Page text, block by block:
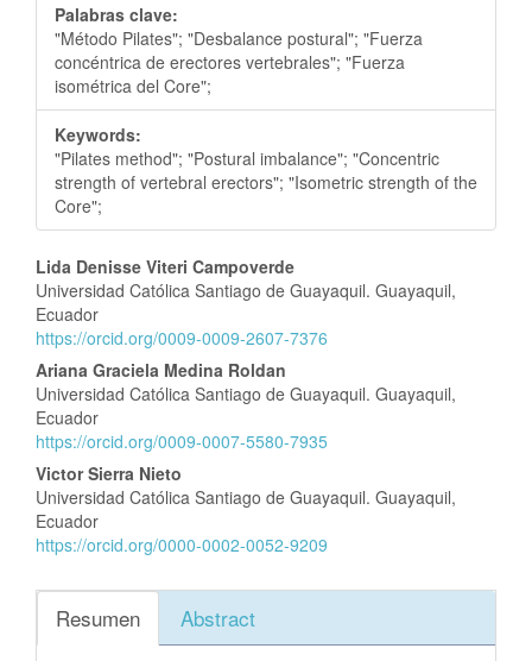
Palabras clave:
"Método Pilates"; "Desbalance postural"; "Fuerza
concéntrica de erectores vertebrales"; "Fuerza
isométrica del Core";
Keywords:
"Pilates method"; "Postural imbalance"; "Concentric
strength of vertebral erectors"; "Isometric strength of the
Core";
Contenido
principal
del
artículo
Lida Denisse Viteri Campoverde
Universidad Católica Santiago de Guayaquil. Guayaquil,
Ecuador
https://orcid.org/0009-0009-2607-7376
Ariana Graciela Medina Roldan
Universidad Católica Santiago de Guayaquil. Guayaquil,
Ecuador
https://orcid.org/0009-0007-5580-7935
Victor Sierra Nieto
Universidad Católica Santiago de Guayaquil. Guayaquil,
Ecuador
https://orcid.org/0000-0002-0052-9209
Resumen Abstract